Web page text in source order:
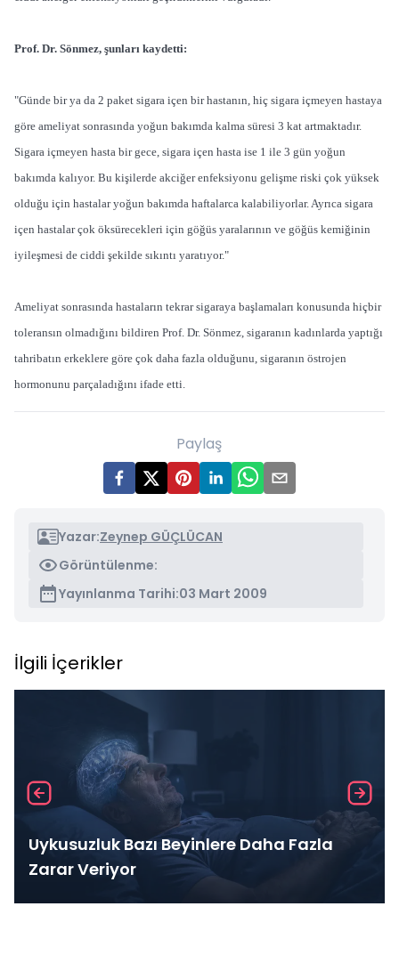
Prof. Dr. Sönmez, şunları kaydetti:
"Günde bir ya da 2 paket sigara içen bir hastanın, hiç sigara içmeyen hastaya
göre ameliyat sonrasında yoğun bakımda kalma süresi 3 kat artmaktadır.
Sigara içmeyen hasta bir gece, sigara içen hasta ise 1 ile 3 gün yoğun
bakımda kalıyor. Bu kişilerde akciğer enfeksiyonu gelişme riski çok yüksek
olduğu için hastalar yoğun bakımda haftalarca kalabiliyorlar. Ayrıca sigara
içen hastalar çok öksürecekleri için göğüs yaralarının ve göğüs kemiğinin
iyileşmesi de ciddi şekilde sıkıntı yaratıyor."
Ameliyat sonrasında hastaların tekrar sigaraya başlamaları konusunda hiçbir
toleransın olmadığını bildiren Prof. Dr. Sönmez, sigaranın kadınlarda yaptığı
tahribatın erkeklere göre çok daha fazla olduğunu, sigaranın östrojen
hormonunu parçaladığını ifade etti.
Paylaş
Yazar:Zeynep GÜÇLÜCAN
Görüntülenme:
Yayınlanma Tarihi:03 Mart 2009
İlgili İçerikler
Uykusuzluk Bazı Beyinlere Daha Fazla
Zarar Veriyor